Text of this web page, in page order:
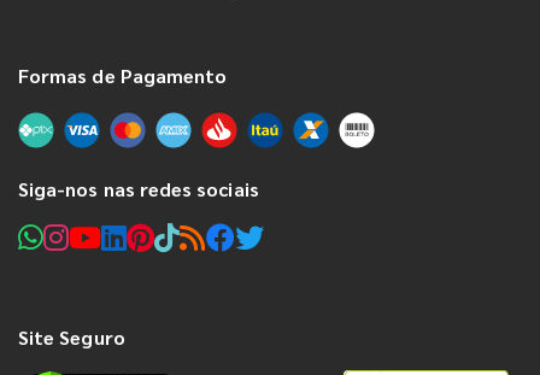
Formas de Pagamento
Siga-nos nas redes sociais
Site Seguro